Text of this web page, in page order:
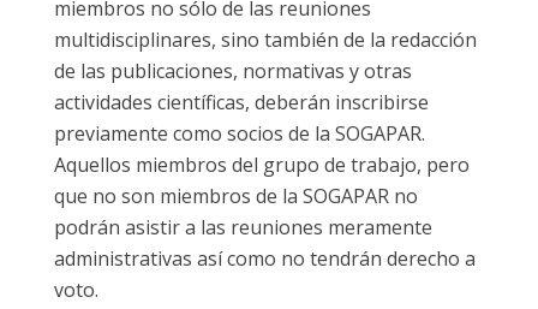
miembros no sólo de las reuniones
multidisciplinares, sino también de la redacción
de las publicaciones, normativas y otras
actividades científicas, deberán inscribirse
previamente como socios de la SOGAPAR.
Aquellos miembros del grupo de trabajo, pero
que no son miembros de la SOGAPAR no
podrán asistir a las reuniones meramente
administrativas así como no tendrán derecho a
voto.